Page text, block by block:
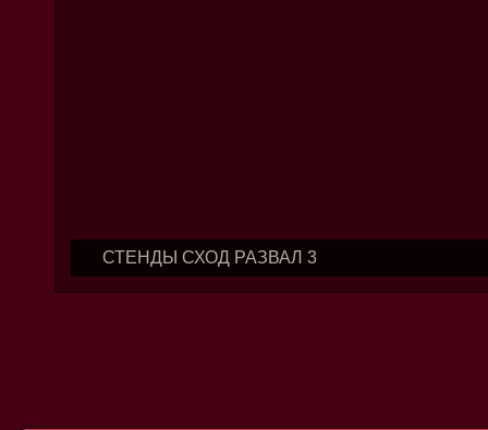
СТЕНДЫ СХОД РАЗВАЛ 3